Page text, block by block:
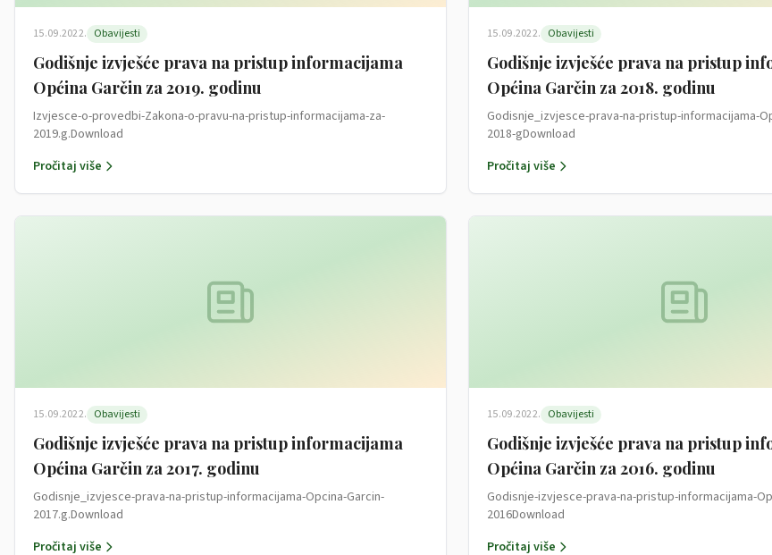
15.09.2022. Obavijesti
Godišnje izvješće prava na pristup informacijama
Općina Garčin za 2019. godinu
Izvjesce-o-provedbi-Zakona-o-pravu-na-pristup-informacijama-za-
2019.g.Download
Pročitaj više
15.09.2022. Obavijesti
Godišnje izvješće prava na pristup
Općina Garčin za 2018. godinu
Godisnje_izvjesce-prava-na-pristup-informacijama-
2018-gDownload
Pročitaj više
15.09.2022. Obavijesti
Godišnje izvješće prava na pristup informacijama
Općina Garčin za 2017. godinu
Godisnje_izvjesce-prava-na-pristup-informacijama-Opcina-Garcin-
2017.g.Download
Pročitaj više
15.09.2022. Obavijesti
Godišnje izvješće prava na pristup
Općina Garčin za 2016. godinu
Godisnje-izvjesce-prava-na-pristup-informacijama-
2016Download
Pročitaj više